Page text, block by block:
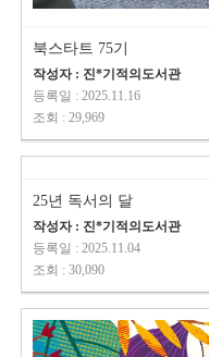
북스타트 75기
작성자 : 진*기적의도서관
등록일 : 2025.11.16
조회 : 29,969
25년 독서의 달
작성자 : 진*기적의도서관
등록일 : 2025.11.04
조회 : 30,090